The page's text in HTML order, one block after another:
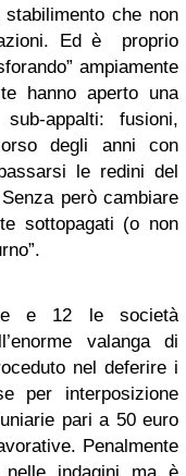
che non
Ed è proprio
ampiamente
hanno aperto una
appalti: fusioni,
degli anni con
le redini del
però cambiare
sottopagati (o non
e 12 le società
valanga di
nel deferire i
per interposizione
pari a 50 euro
Penalmente